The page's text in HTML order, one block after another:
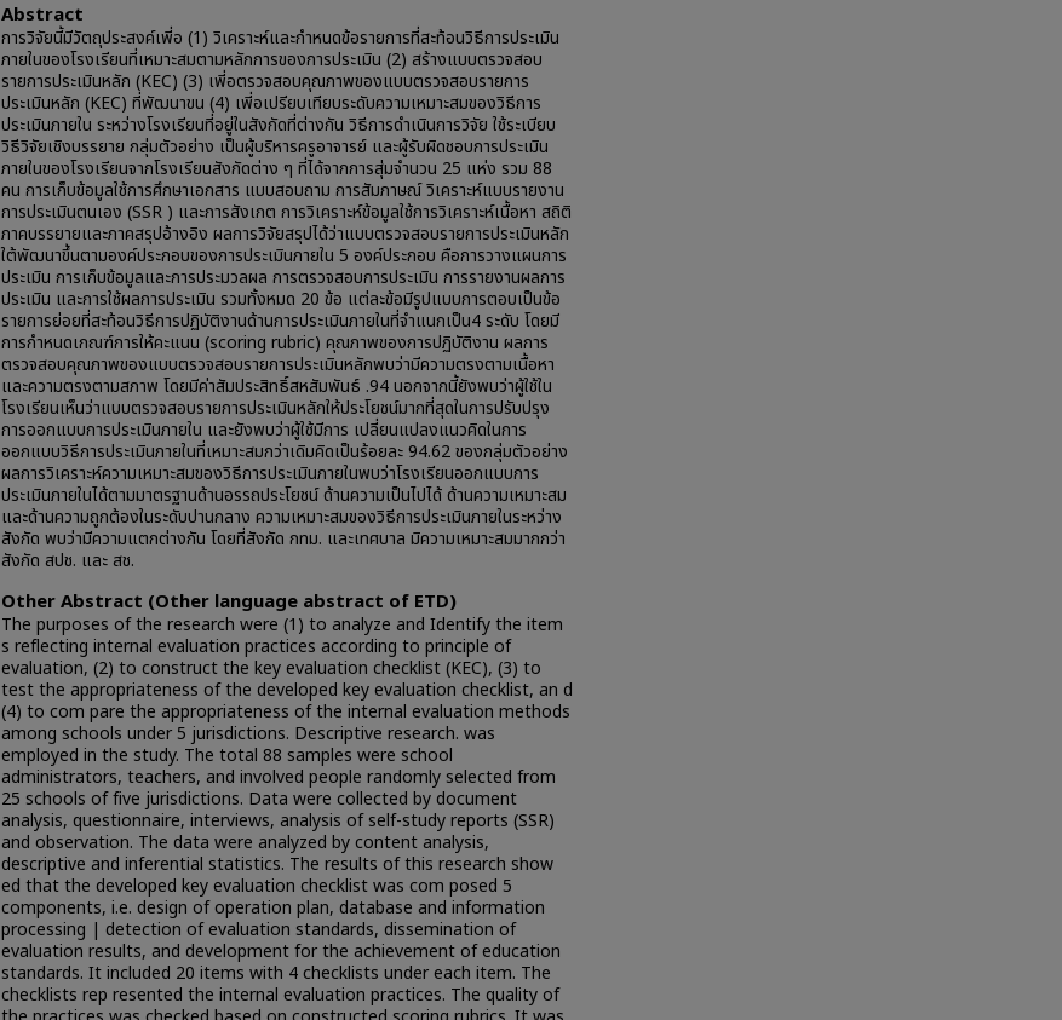
Abstract
การวิจัยนี้มีวัตถุประสงค์เพี่อ (1) วิเคราะห์และกำหนดข้อรายการที่สะท้อนวิธีการประเมิน
ภายในของโรงเรียนที่เหมาะสมตามหลักการของการประเมิน (2) สร้างแบบตรวจสอบ
รายการประเมินหลัก (KEC) (3) เพี่อตรวจสอบคุณภาพของแบบตรวจสอบรายการ
ประเมินหลัก (KEC) ที่พัฒนาขน (4) เพี่อเปรียบเทียบระดับความเหมาะสมของวิธีการ
ประเมินภายใน ระหว่างโรงเรียนที่อยู่ในสังกัดที่ต่างกัน วิธีการดำเนินการวิจัย ใช้ระเบียบ
วิธีวิจัยเชิงบรรยาย กลุ่มตัวอย่าง เป็นผู้บริหารครูอาจารย์ และผู้รับผิดชอบการประเมิน
ภายในของโรงเรียนจากโรงเรียนสังกัดต่าง ๆ ที่ได้จากการสุ่มจำนวน 25 แห่ง รวม 88
คน การเก็บข้อมูลใช้การศึกษาเอกสาร แบบสอบถาม การสัมภาษณ์ วิเคราะห์แบบรายงาน
การประเมินตนเอง (SSR ) และการสังเกต การวิเคราะห์ข้อมูลใช้การวิเคราะห์เนื้อหา สถิติ
ภาคบรรยายและภาคสรุปอ้างอิง ผลการวิจัยสรุปได้ว่าแบบตรวจสอบรายการประเมินหลัก
ใต้พัฒนาขึ้นตามองค์ประกอบของการประเมินภายใน 5 องค์ประกอบ คือการวางแผนการ
ประเมิน การเก็บข้อมูลและการประมวลผล การตรวจสอบการประเมิน การรายงานผลการ
ประเมิน และการใช้ผลการประเมิน รวมทั้งหมด 20 ข้อ แต่ละข้อมีรูปแบบการตอบเป็นข้อ
รายการย่อยที่สะท้อนวิธีการปฏิบัติงานด้านการประเมินภายในที่จำแนกเป็น4 ระดับ โดยมี
การกำหนดเกณฑ์การให้คะแนน (scoring rubric) คุณภาพของการปฏิบัติงาน ผลการ
ตรวจสอบคุณภาพของแบบตรวจสอบรายการประเมินหลักพบว่ามีความตรงตามเนื้อหา
และความตรงตามสภาพ โดยมีค่าสัมประสิทธิ์สหสัมพันธ์ .94 นอกจากนี้ยังพบว่าผู้ใช้ใน
โรงเรียนเห็นว่าแบบตรวจสอบรายการประเมินหลักให้ประโยชน์มากที่สุดในการปรับปรุง
การออกแบบการประเมินภายใน และยังพบว่าผู้ใช้มีการ เปลี่ยนแปลงแนวคิดในการ
ออกแบบวิธีการประเมินภายในที่เหมาะสมกว่าเดิมคิดเป็นร้อยละ 94.62 ของกลุ่มตัวอย่าง
ผลการวิเคราะห์ความเหมาะสมของวิธีการประเมินภายในพบว่าโรงเรียนออกแบบการ
ประเมินภายในได้ตามมาตรฐานด้านอรรถประโยชน์ ด้านความเป็นไปได้ ด้านความเหมาะสม
และด้านความถูกต้องในระดับปานกลาง ความเหมาะสมของวิธีการประเมินภายในระหว่าง
สังกัด พบว่ามีความแตกต่างกัน โดยที่สังกัด กทม. และเทศบาล มิความเหมาะสมมากกว่า
สังกัด สปช. และ สช.
Other Abstract (Other language abstract of ETD)
The purposes of the research were (1) to analyze and Identify the item
s reflecting internal evaluation practices according to principle of
evaluation, (2) to construct the key evaluation checklist (KEC), (3) to
test the appropriateness of the developed key evaluation checklist, an d
(4) to com pare the appropriateness of the internal evaluation methods
among schools under 5 jurisdictions. Descriptive research. was
employed in the study. The total 88 samples were school
administrators, teachers, and involved people randomly selected from
25 schools of five jurisdictions. Data were collected by document
analysis, questionnaire, interviews, analysis of self-study reports (SSR)
and observation. The data were analyzed by content analysis,
descriptive and inferential statistics. The results of this research show
ed that the developed key evaluation checklist was com posed 5
components, i.e. design of operation plan, database and information
processing | detection of evaluation standards, dissemination of
evaluation results, and development for the achievement of education
standards. It included 20 items with 4 checklists under each item. The
checklists rep resented the internal evaluation practices. The quality of